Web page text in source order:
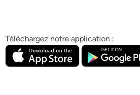
Téléchargez notre application :